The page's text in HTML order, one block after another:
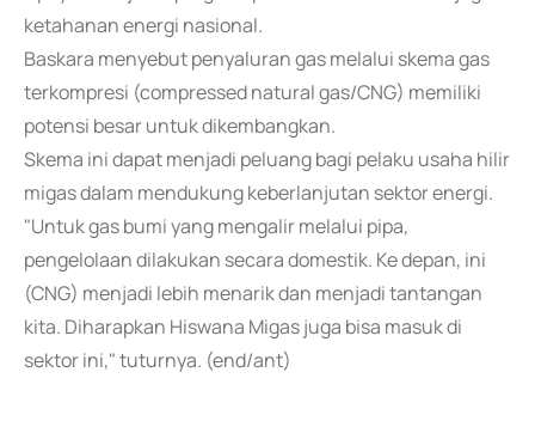
ketahanan energi nasional.
Baskara menyebut penyaluran gas melalui skema gas
terkompresi (compressed natural gas/CNG) memiliki
potensi besar untuk dikembangkan.
Skema ini dapat menjadi peluang bagi pelaku usaha hilir
migas dalam mendukung keberlanjutan sektor energi.
"Untuk gas bumi yang mengalir melalui pipa,
pengelolaan dilakukan secara domestik. Ke depan, ini
(CNG) menjadi lebih menarik dan menjadi tantangan
kita. Diharapkan Hiswana Migas juga bisa masuk di
sektor ini," tuturnya. (end/ant)